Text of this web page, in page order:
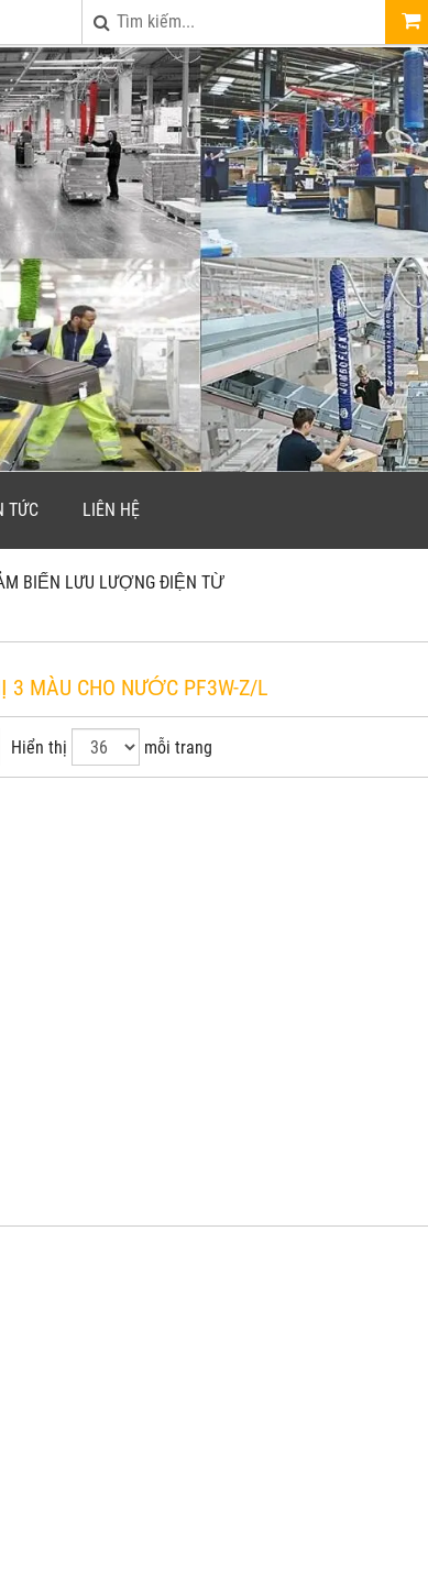
TỨC LIÊN HỆ
BIẾN LƯU LƯỢNG ĐIỆN TỪ
3 MÀU CHO NƯỚC PF3W-Z/L
Hiển thị mỗi trang